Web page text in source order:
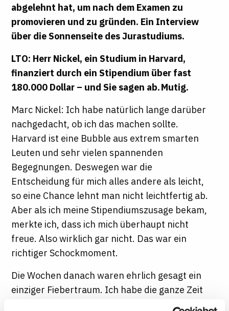
abgelehnt hat, um nach dem Examen zu
promovieren und zu gründen. Ein Interview
über die Sonnenseite des Jurastudiums.
LTO: Herr Nickel, ein Studium in Harvard,
finanziert durch ein Stipendium über fast
180.000 Dollar – und Sie sagen ab. Mutig.
Marc Nickel: Ich habe natürlich lange darüber
nachgedacht, ob ich das machen sollte.
Harvard ist eine Bubble aus extrem smarten
Leuten und sehr vielen spannenden
Begegnungen. Deswegen war die
Entscheidung für mich alles andere als leicht,
so eine Chance lehnt man nicht leichtfertig ab.
Aber als ich meine Stipendiumszusage bekam,
merkte ich, dass ich mich überhaupt nicht
freue. Also wirklich gar nicht. Das war ein
richtiger Schockmoment.
Die Wochen danach waren ehrlich gesagt ein
einziger Fiebertraum. Ich habe die ganze Zeit
überlegt: Was mache ich da eigentlich?